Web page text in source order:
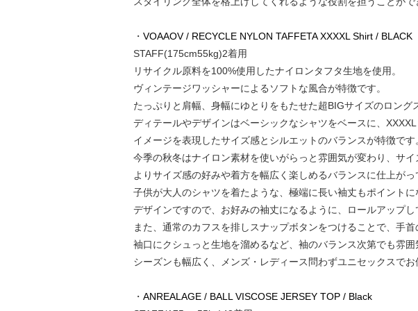
・ VOAAOV / RECYCLE NYLON TAFFETA XXXXL Shirt / BLACK
STAFF(175cm55kg)2着用
リサイクル原料を100%使用したナイロンタフタ生地を使用。
ヴィンテージワッシャーによるソフトな風合が特徴です。
たっぷりと肩幅、身幅にゆとりをもたせた超BIGサイズのロング
ディテールやデザインはベーシックなシャツをベースに、
イメージを表現したサイズ感とシルエットのバランスが特徴です
今季の秋冬はナイロン素材を使いがらっと雰囲気が変わり、サイ
よりサイズ感の好みや着方を幅広く楽しめるバランスに仕上がっ
子供が大人のシャツを着たような、極端に長い袖丈もポイント
デザインですので、お好みの袖丈になるように、ロールアップし
また、通常のカフスを排しスナップボタンをつけることで、手首
袖口にクシュっと生地を溜めるなど、袖のバランス次第でも雰囲
シーズンも幅広く、メンズ・レディース問わずユニセックスでお
・ ANREALAGE / BALL VISCOSE JERSEY TOP / Black